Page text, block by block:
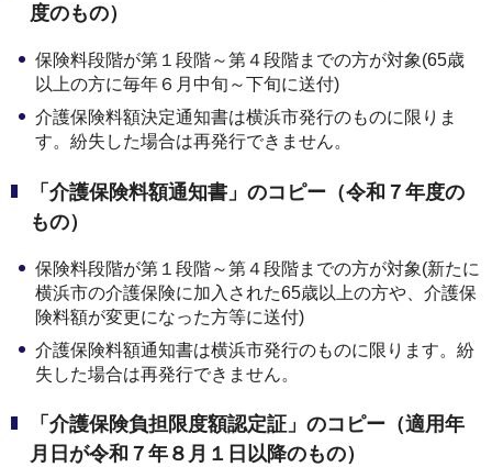
度のもの）
保険料段階が第１段階～第４段階までの方が対象(65歳
以上の方に毎年６月中旬～下旬に送付)
介護保険料額決定通知書は横浜市発行のものに限りま
す。紛失した場合は再発行できません。
「介護保険料額通知書」のコピー（令和７年度の
もの）
保険料段階が第１段階～第４段階までの方が対象(新たに
横浜市の介護保険に加入された65歳以上の方や、介護保
険料額が変更になった方等に送付)
介護保険料額通知書は横浜市発行のものに限ります。紛
失した場合は再発行できません。
「介護保険負担限度額認定証」のコピー（適用年
月日が令和７年８月１日以降のもの）